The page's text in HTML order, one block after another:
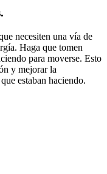
necesiten una vía de
Haga que tomen
para moverse. Esto
y mejorar la
estaban haciendo.